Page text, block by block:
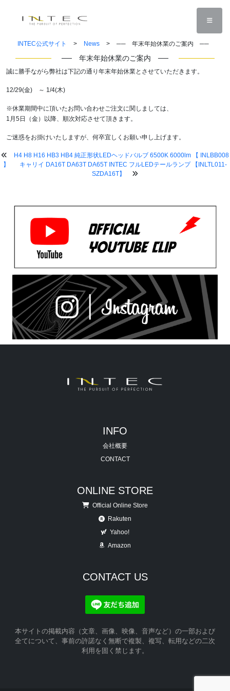
INTEC公式サイト > News > ── 年末年始休業のご案内 ──
── 年末年始休業のご案内 ──
誠に勝手ながら弊社は下記の通り年末年始休業とさせていただきます。
12/29(金) ～ 1/4(木)
※休業期間中に頂いたお問い合わせご注文に関しましては、
1月5日（金）以降、順次対応させて頂きます。
ご迷惑をお掛けいたしますが、何卒宜しくお願い申し上げます。
H4 H8 H16 HB3 HB4 純正形状LEDヘッドバルブ 6500K 6000lm 【 INLBB008
】
キャリイ DA16T DA63T DA65T INTEC フルLEDテールランプ 【INLTL011-
SZDA16T】
INFO
会社概要
CONTACT
ONLINE STORE
Official Online Store
Rakuten
Yahoo!
Amazon
CONTACT US
本サイトの掲載内容（文章、画像、映像、音声など）の一部および
全てについて、事前の許諾なく無断で複製、複写、転用などの二次
利用を固く禁じます。